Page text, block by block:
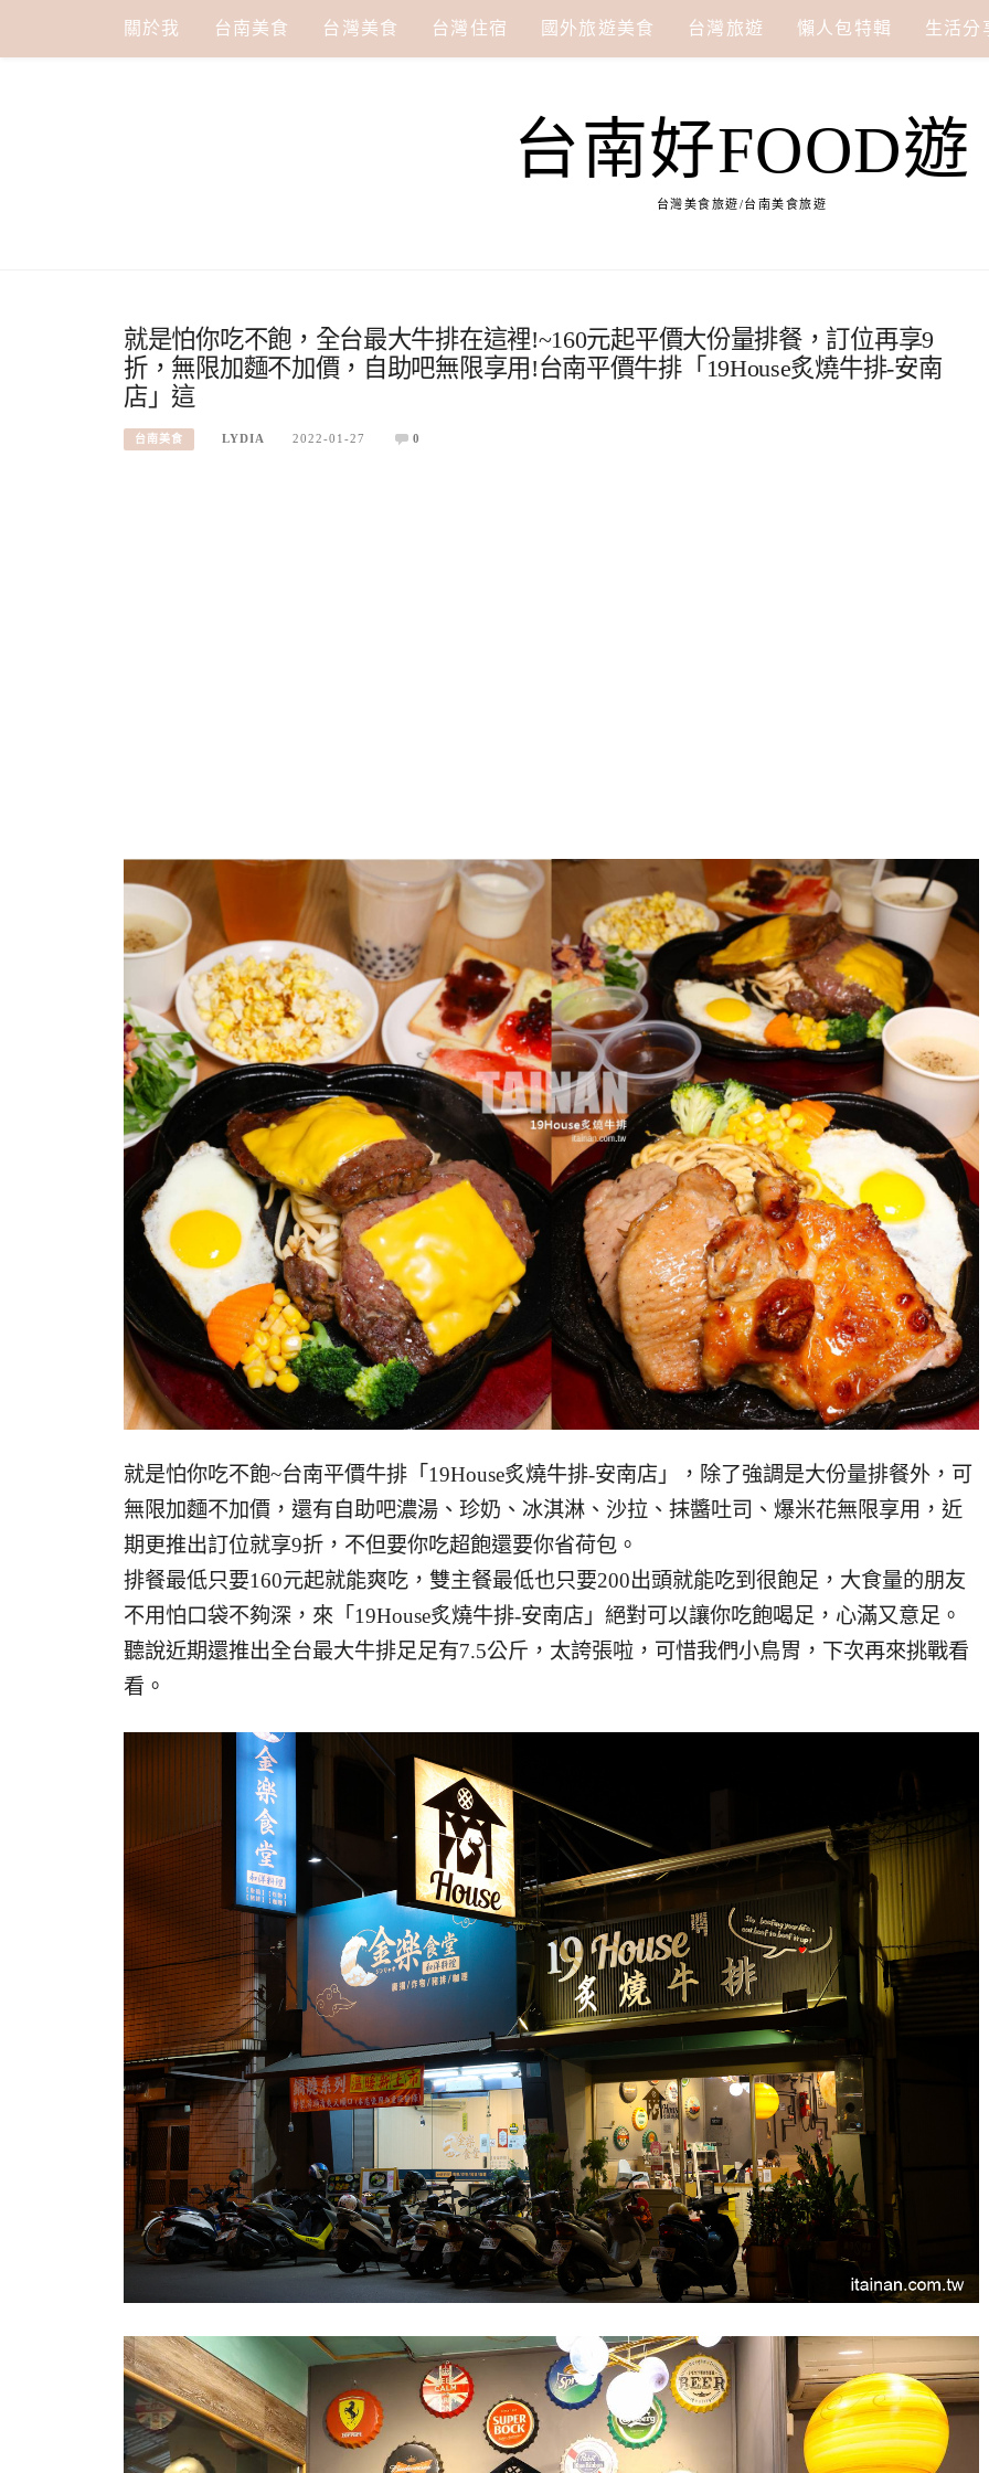
關於我 台南美食 台灣美食 台灣住宿 國外旅遊美食 台灣旅遊 懶人包特輯 生活分
台南好FOOD遊
台灣美食旅遊/台南美食旅遊
就是怕你吃不飽，全台最大牛排在這裡!~160元起平價大份量排餐，訂位再享9
折，無限加麵不加價，自助吧無限享用!台南平價牛排「19House炙燒牛排-安南
店」這
台南美食 LYDIA 2022-01-27 0
就是怕你吃不飽~台南平價牛排「19House炙燒牛排-安南店」，除了強調是大份量排餐外，可
無限加麵不加價，還有自助吧濃湯、珍奶、冰淇淋、沙拉、抹醬吐司、爆米花無限享用，近
期更推出訂位就享9折，不但要你吃超飽還要你省荷包。
排餐最低只要160元起就能爽吃，雙主餐最低也只要200出頭就能吃到很飽足，大食量的朋友
不用怕口袋不夠深，來「19House炙燒牛排-安南店」絕對可以讓你吃飽喝足，心滿又意足。
聽說近期還推出全台最大牛排足足有7.5公斤，太誇張啦，可惜我們小鳥胃，下次再來挑戰看
看。